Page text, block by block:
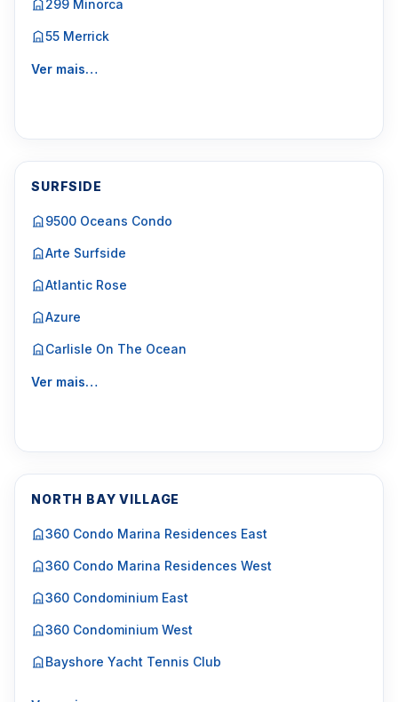
299 Minorca
55 Merrick
Ver mais…
SURFSIDE
9500 Oceans Condo
Arte Surfside
Atlantic Rose
Azure
Carlisle On The Ocean
Ver mais…
NORTH BAY VILLAGE
360 Condo Marina Residences East
360 Condo Marina Residences West
360 Condominium East
360 Condominium West
Bayshore Yacht Tennis Club